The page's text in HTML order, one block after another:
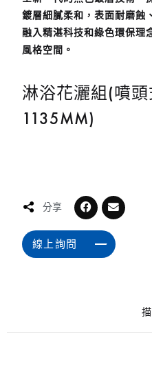
鍍層細膩柔和，表面耐磨蝕
融入精湛科技和綠色環保理
風格空間。
淋浴花灑組(噴
1135MM)
分享
線上詢問